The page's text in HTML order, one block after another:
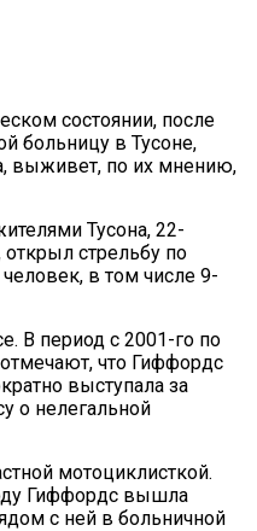
состоянии, после
больницу в Тусоне,
выживет, по их мнению,
Тусона, 22-
стрельбу по
в том числе 9-
В период с 2001-го по
что Гиффордс
выступала за
о нелегальной
мотоциклисткой.
Гиффордс вышла
с ней в больничной